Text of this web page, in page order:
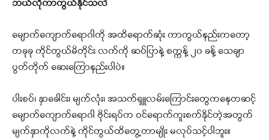
ဘယ်လိုကာကွယ်နိုင်သလဲ
မျောက်ကျောက်ရောဂါကို အထိရောက်ဆုံး ကာကွယ်နည်းကတော့
တခုခု ကိုင်တွယ်မိတိုင်း လက်ကို ဆပ်ပြာနဲ့ စက္ကန့် ၂၀ ခန့် သေချာ
ပွတ်တိုက် ဆေးကြောနည်းပါပဲ။
ပါးစပ်၊ နှာခေါင်း၊ မျက်လုံး၊ အသက်ရှူလမ်းကြောင်းတွေကနေတဆင့်
မျောက်ကျောက်ရောဂါ ဗိုင်းရပ်က ဝင်ရောက်ကူးစက်နိုင်တဲ့အတွက်
မျက်နှာကိုလက်နဲ့ ကိုင်တွယ်ထိတွေ့တာမျိုး မလုပ်သင့်ပါဘူး။